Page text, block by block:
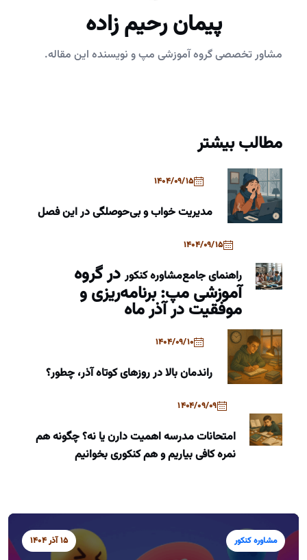
پیمان رحیم زاده
مشاور تخصصی گروه آموزشی مپ و نویسنده این مقاله.
مطالب بیشتر
1404/09/15
مدیریت خواب و بی‌حوصلگی در این فصل
1404/09/15
راهنمای جامعمشاوره کنکوردر گروه
آموزشی مپ: برنامه‌ریزی و
موفقیت در آذر ماه
1404/09/10
راندمان بالا در روزهای کوتاه آذر، چطور؟
1404/09/09
امتحانات مدرسه اهمیت دارن یا نه؟ چگونه هم
نمره کافی بیاریم و هم کنکوری بخوانیم
مشاوره کنکور 15 آذر 1404